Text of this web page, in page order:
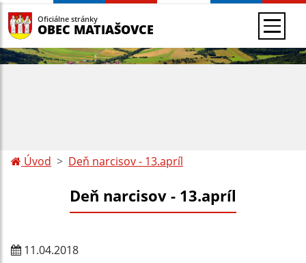
Oficiálne stránky
OBEC MATIAŠOVCE
Úvod Deň narcisov - 13.apríl
Deň narcisov - 13.apríl
11.04.2018